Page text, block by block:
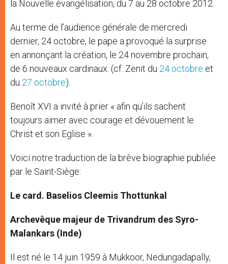
la Nouvelle évangélisation, du 7 au 28 octobre 2012.
Au terme de l’audience générale de mercredi
dernier, 24 octobre, le pape a provoqué la surprise
en annonçant la création, le 24 novembre prochain,
de 6 nouveaux cardinaux. (cf. Zenit du 24 octobre et
du 27 octobre).
Benoît XVI a invité à prier « afin qu’ils sachent
toujours aimer avec courage et dévouement le
Christ et son Eglise ».
Voici notre traduction de la brève biographie publiée
par le Saint-Siège:
Le card. Baselios Cleemis Thottunkal
Archevêque majeur de Trivandrum des Syro-
Malankars (Inde)
Il est né le 14 juin 1959 à Mukkoor, Nedungadapally,